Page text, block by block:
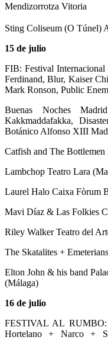
Mendizorrotza Vitoria
Sting Coliseum (O Túnel)
15 de julio
FIB: Festival
Ferdinand, Blur, Kaiser
Mark Ronson, Public
Buenas Noches
Kakkmaddafakka,
Botánico Alfonso XIII
Catfish and The
Lambchop Teatro Lara
Laurel Halo Caixa Fòrum
Mavi Díaz & Las Folkies
Riley Walker Teatro del
The Skatalites +
Elton John & his band
(Málaga)
16 de julio
FESTIVAL AL
Hortelano + Narco +